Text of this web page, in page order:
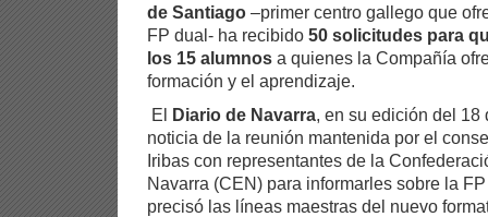
de Santiago –primer centro gallego que
FP dual- ha recibido 50 solicitudes para
los 15 alumnos a quienes la Compañía
formación y el aprendizaje.
El Diario de Navarra, en su edición del 18
noticia de la reunión mantenida por el
Iribas con representantes de la
Navarra (CEN) para informarles sobre la
precisó las líneas maestras del nuevo